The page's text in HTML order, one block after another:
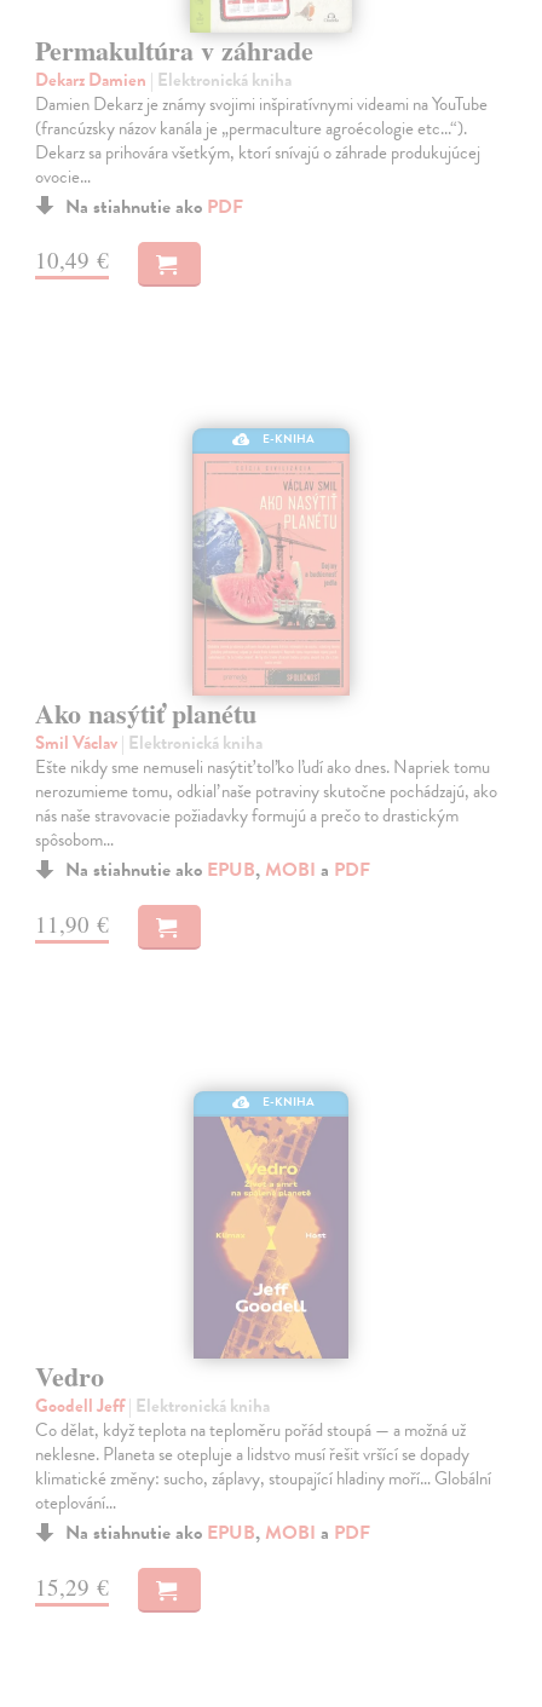
Permakultúra v záhrade
Dekarz Damien | Elektronická kniha
Damien Dekarz je známy svojimi inšpiratívnymi videami na YouTube
(francúzsky názov kanála je „permaculture agroécologie etc...“).
Dekarz sa prihovára všetkým, ktorí snívajú o záhrade produkujúcej
ovocie…
Na stiahnutie ako PDF
10,49 €
E-KNIHA
Ako nasýtiť planétu
Smil Václav| Elektronická kniha
Ešte nikdy sme nemuseli nasýtiť toľko ľudí ako dnes. Napriek tomu
nerozumieme tomu, odkiaľ naše potraviny skutočne pochádzajú, ako
nás naše stravovacie požiadavky formujú a prečo to drastickým
spôsobom…
Na stiahnutie ako EPUB, MOBI a PDF
11,90 €
E-KNIHA
Vedro
Goodell Jeff| Elektronická kniha
Co dělat, když teplota na teploměru pořád stoupá — a možná už
neklesne. Planeta se otepluje a lidstvo musí řešit vršící se dopady
klimatické změny: sucho, záplavy, stoupající hladiny moří… Globální
oteplování…
Na stiahnutie ako EPUB, MOBI a PDF
15,29 €